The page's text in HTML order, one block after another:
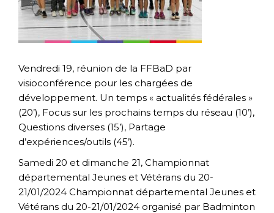
Vendredi 19, réunion de la FFBaD par
visioconférence pour les chargées de
développement. Un temps « actualités fédérales »
(20’), Focus sur les prochains temps du réseau (10’),
Questions diverses (15’), Partage
d’expériences/outils (45’).
Samedi 20 et dimanche 21, Championnat
départemental Jeunes et Vétérans du 20-
21/01/2024 Championnat départemental Jeunes et
Vétérans du 20-21/01/2024 organisé par Badminton